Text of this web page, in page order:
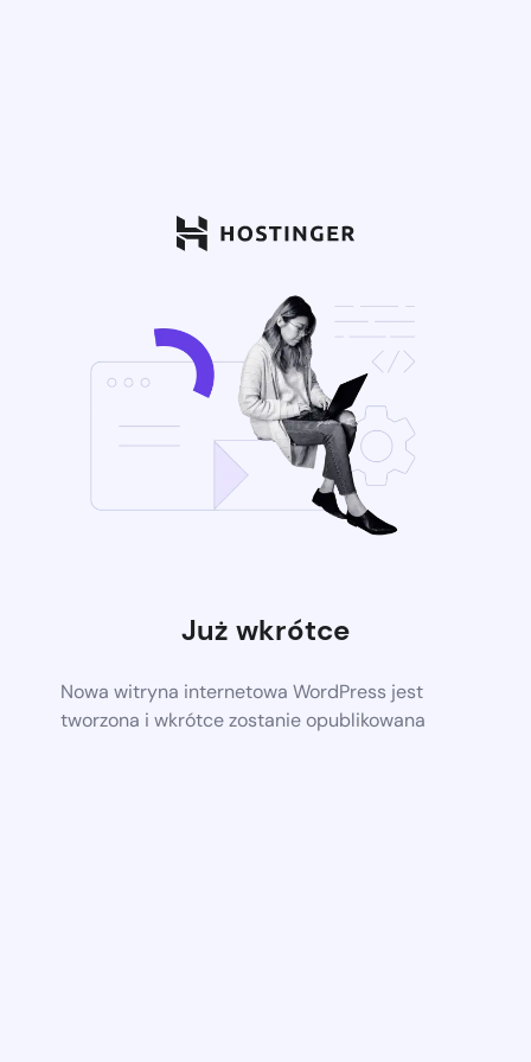
Już wkrótce
Nowa witryna internetowa WordPress jest
tworzona i wkrótce zostanie opublikowana